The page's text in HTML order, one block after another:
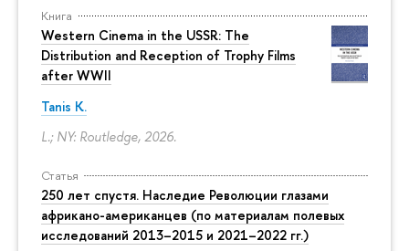
Книга
Western Cinema in the USSR: The
Distribution and Reception of Trophy Films
after WWII
Tanis K.
L.; NY: Routledge, 2026.
Статья
250 лет спустя. Наследие Революции глазами
африкано-американцев (по материалам полевых
исследований 2013–2015 и 2021–2022 гг.)